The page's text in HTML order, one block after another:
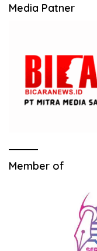
Media Patner
Member of